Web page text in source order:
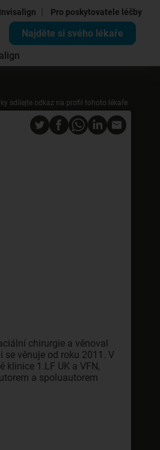
Pro poskytovatele léčby
Najděte si svého lékaře
sdílejte odkaz na profil tohoto lékaře
chirurgie a věnoval
věnuje od roku 2011. V
1.LF UK a VFN,
a spoluautorem